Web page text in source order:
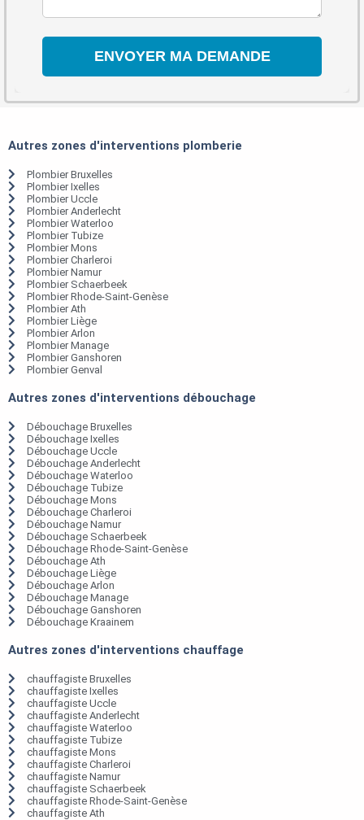
Autres zones d'interventions plomberie
Plombier Bruxelles
Plombier Ixelles
Plombier Uccle
Plombier Anderlecht
Plombier Waterloo
Plombier Tubize
Plombier Mons
Plombier Charleroi
Plombier Namur
Plombier Schaerbeek
Plombier Rhode-Saint-Genèse
Plombier Ath
Plombier Liège
Plombier Arlon
Plombier Manage
Plombier Ganshoren
Plombier Genval
Autres zones d'interventions débouchage
Débouchage Bruxelles
Débouchage Ixelles
Débouchage Uccle
Débouchage Anderlecht
Débouchage Waterloo
Débouchage Tubize
Débouchage Mons
Débouchage Charleroi
Débouchage Namur
Débouchage Schaerbeek
Débouchage Rhode-Saint-Genèse
Débouchage Ath
Débouchage Liège
Débouchage Arlon
Débouchage Manage
Débouchage Ganshoren
Débouchage Kraainem
Autres zones d'interventions chauffage
chauffagiste Bruxelles
chauffagiste Ixelles
chauffagiste Uccle
chauffagiste Anderlecht
chauffagiste Waterloo
chauffagiste Tubize
chauffagiste Mons
chauffagiste Charleroi
chauffagiste Namur
chauffagiste Schaerbeek
chauffagiste Rhode-Saint-Genèse
chauffagiste Ath